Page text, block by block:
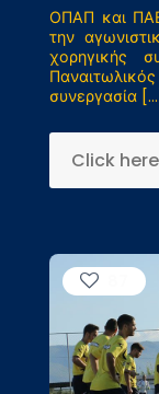
ΟΠΑΠ και ΠΑΕ
την
χορηγικής
συνεργασία
Click here